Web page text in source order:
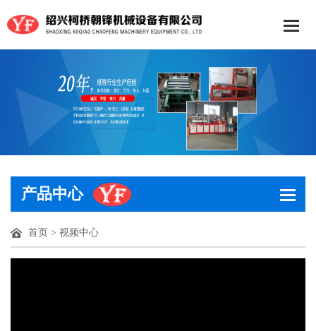
产品中心
首页 > 视频中心